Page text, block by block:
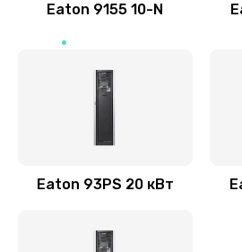
Eaton 9155 10-N
Eaton 93PS 20 кВт